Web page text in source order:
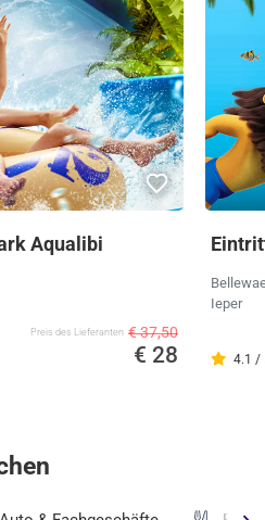
Aqualibi
Preis des Lieferanten € 37,50
€ 28
Ieper
4.1 /